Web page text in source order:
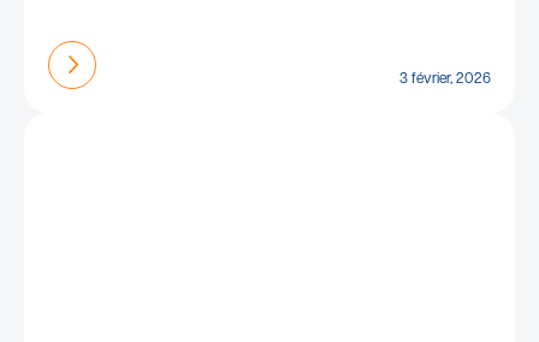
En savoir plus
3 février, 2026